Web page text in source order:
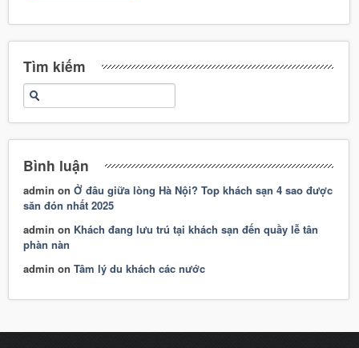
Tìm kiếm
Bình luận
admin onỞ đâu giữa lòng Hà Nội? Top khách sạn 4 sao được
săn đón nhất 2025
admin on Khách đang lưu trú tại khách sạn đến quầy lễ tân
phàn nàn
admin onTâm lý du khách các nước